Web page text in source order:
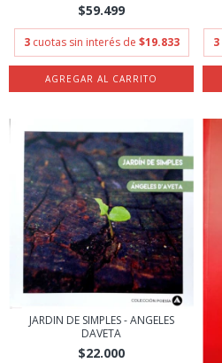
$59.499
3 cuotas sin interés de $19.833 3
JARDIN DE SIMPLES - ANGELES
DAVETA
$22.000